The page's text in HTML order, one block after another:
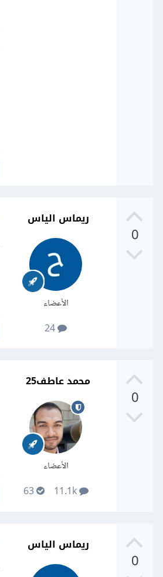
0
ريماس الياس
الأعضاء
0
محمد عاطف25
الأعضاء
11.1k
63
0
ريماس الياس